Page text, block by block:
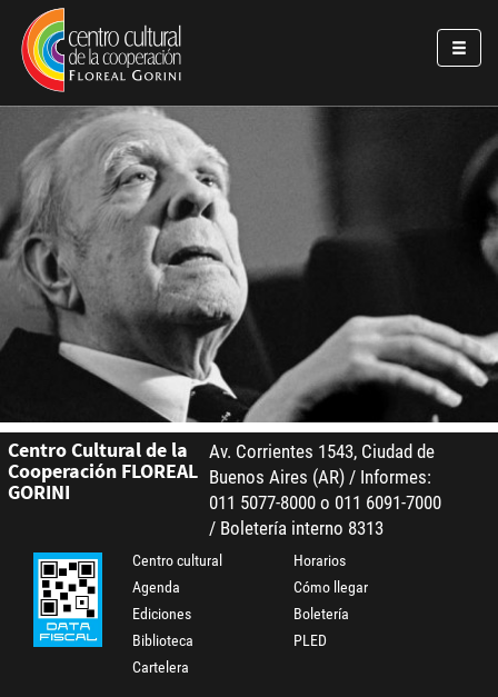
Pasar al contenido principal
Jump to main content
Centro Cultural de la
Cooperación FLOREAL
GORINI
Av. Corrientes 1543, Ciudad de
Buenos Aires (AR) / Informes:
011 5077-8000 o 011 6091-7000
/ Boletería interno 8313
Centro cultural
Agenda
Ediciones
Biblioteca
Cartelera
Horarios
Cómo llegar
Boletería
PLED